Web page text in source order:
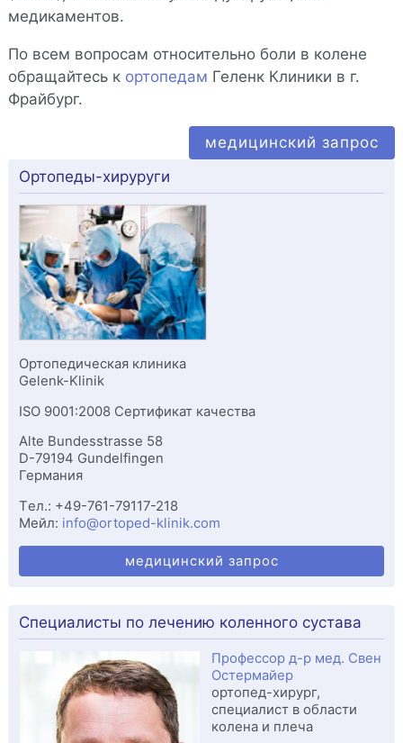
медикаментов.
По всем вопросам относительно боли в колене
обращайтесь к ортопедам Геленк Клиники в г.
Фрайбург.
медицинский запрос
Ортопеды-хируруги
Ортопедическая клиника
Gelenk-Klinik
ISO 9001:2008 Сертификат качества
Alte Bundesstrasse 58
D-79194 Gundelfingen
Германия
Tел.: +49-761-79117-218
Мейл: info@ortoped-klinik.com
медицинский запрос
Специалисты по лечению коленного сустава
Профессор д-р мед. Свен
Остермайер
ортопед-хирург,
специалист в области
колена и плеча